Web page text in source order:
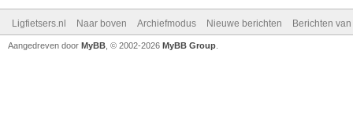
Ligfietsers.nl Naar boven Archiefmodus Nieuwe berichten Berichten
Aangedreven door MyBB , © 2002-2026 MyBB Group